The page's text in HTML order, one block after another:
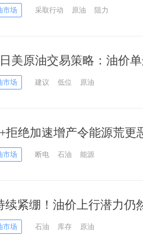
市场 采取行动 原油 阻力
美原油交易策略：油价
市场 建议 低位 原油
拒绝加速增产令能源荒更
市场 断电 石油 能源
续紧绷！油价上行潜力仍
市场 石油 库存 原油